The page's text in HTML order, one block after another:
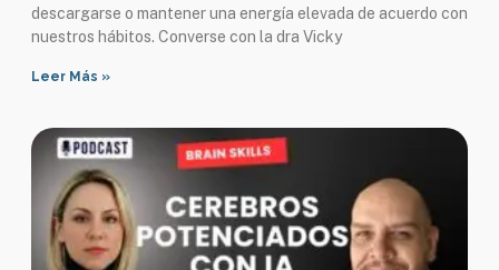
descargarse o mantener una energía elevada de acuerdo con
nuestros hábitos. Converse con la dra Vicky
Leer Más »